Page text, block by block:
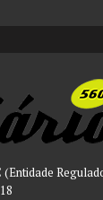
(Entidade